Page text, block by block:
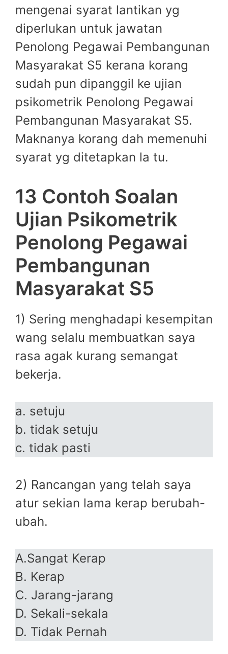
mengenai syarat lantikan yg
diperlukan untuk jawatan
Penolong Pegawai Pembangunan
Masyarakat S5 kerana korang
sudah pun dipanggil ke ujian
psikometrik Penolong Pegawai
Pembangunan Masyarakat S5.
Maknanya korang dah memenuhi
syarat yg ditetapkan la tu.
13 Contoh Soalan
Ujian Psikometrik
Penolong Pegawai
Pembangunan
Masyarakat S5
1) Sering menghadapi kesempitan
wang selalu membuatkan saya
rasa agak kurang semangat
bekerja.
a. setuju
b. tidak setuju
c. tidak pasti
2) Rancangan yang telah saya
atur sekian lama kerap berubah-
ubah.
A.Sangat Kerap
B. Kerap
C. Jarang-jarang
D. Sekali-sekala
D. Tidak Pernah